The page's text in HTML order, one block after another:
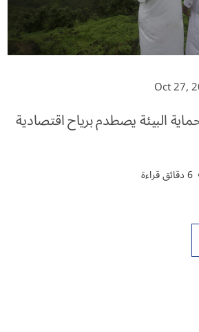
Oct 27,
البيئة يصطدم برياح اقتصادية
6 دقائق قراءة